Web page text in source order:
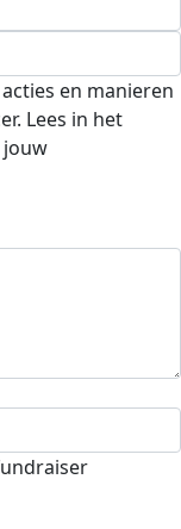
en manieren
Lees in het
jouw